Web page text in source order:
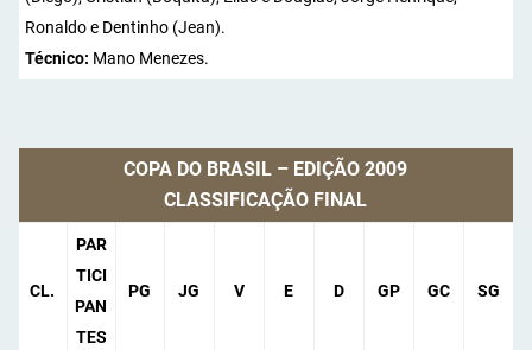
Ronaldo e Dentinho (Jean).
Técnico: Mano Menezes.
COPA DO BRASIL – EDIÇÃO 2009
CLASSIFICAÇÃO FINAL
CL.
PAR
TICI
PAN
TES
PG JG V E D GP GC SG